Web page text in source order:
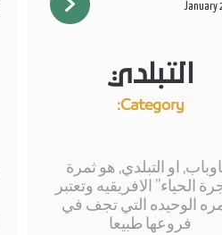
January
التبلدي
Category:
او التبلدي, هو ثمرة
الحياء” الافريقيه وتعتبر
الوحيده التي تجف في
فروعها طبيعا